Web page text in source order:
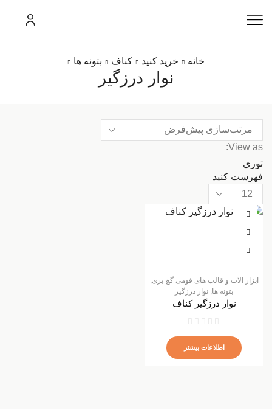
خانه خرید کنید کناف بتونه ها
نوار درزگیر
View as:
توری
فهرست کنید
ابزار الات و قالب های فومی گچ بری,
بتونه ها, نوار درزگیر
نوار درزگیر کناف
اطلاعات بیشتر